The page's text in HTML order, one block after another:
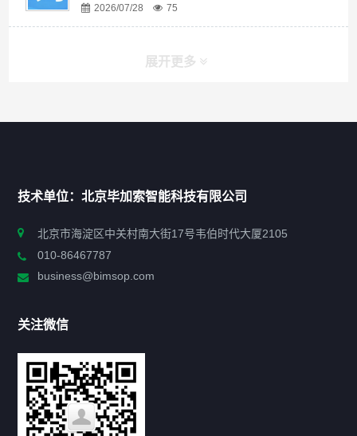
2026/07/28 75
展开更多
政策法规
新闻资讯
工作动态
技术单位：北京毕加索智能科技有限公司
北京市海淀区中关村南大街17号韦伯时代大厦2105
010-86467787
business@bimsop.com
关注微信